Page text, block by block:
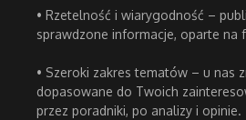
• Rzetelność i wiarygodność –
sprawdzone informacje, oparte na
• Szeroki zakres tematów – u nas
dopasowane do Twoich
przez poradniki, po analizy i opinie.